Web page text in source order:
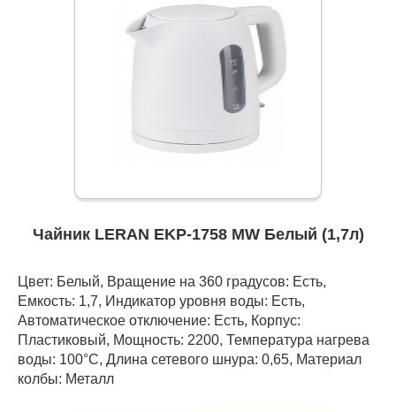
Чайник LERAN EKP-1758 MW Белый (1,7л)
Цвет: Белый, Вращение на 360 градусов: Есть,
Емкость: 1,7, Индикатор уровня воды: Есть,
Автоматическое отключение: Есть, Корпус:
Пластиковый, Мощность: 2200, Температура нагрева
воды: 100°C, Длина сетевого шнура: 0,65, Материал
колбы: Металл